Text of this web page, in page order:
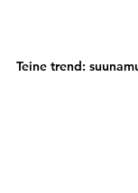
Teine trend: